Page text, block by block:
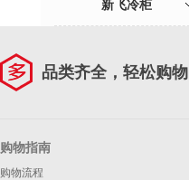
新飞冷柜
品类齐全，轻松购物
购物指南
购物流程